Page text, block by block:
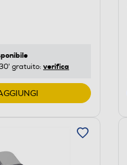
gratuito: verifica